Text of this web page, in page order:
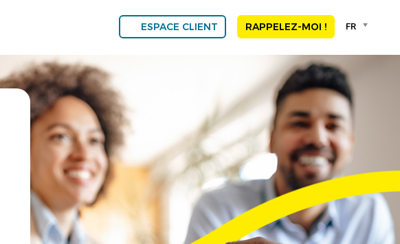
ESPACE CLIENT RAPPELEZ-MOI !
Language
FR